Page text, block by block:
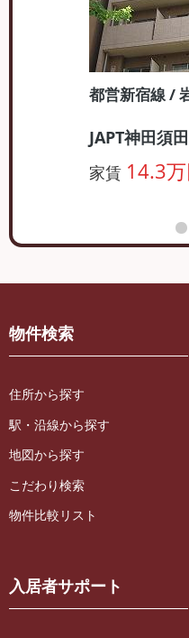
都営新宿線 /
JAPT神田須田
家賃 14.3
物件検索
住所から探す
駅・沿線から探す
地図から探す
こだわり検索
物件比較リスト
入居者サポート